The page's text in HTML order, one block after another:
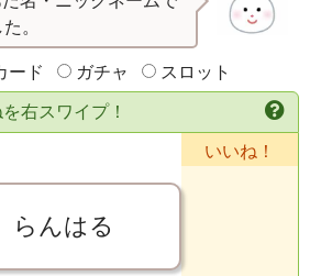
。
ード ガチャ スロット
右スワイプ！
らんはる
いいね！